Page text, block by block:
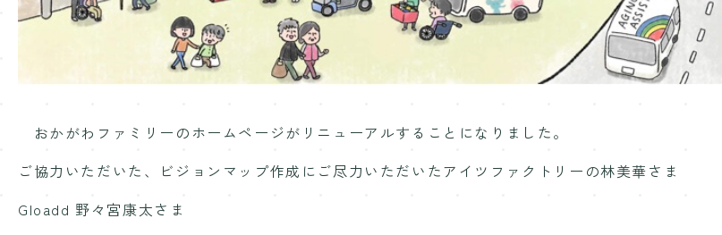
おかがわファミリーのホームページがリニューアルすることになりました。
ご協力いただいた、ビジョンマップ作成にご尽力いただいたアイツファクトリーの林美華さま
Gloadd 野々宮康太さま